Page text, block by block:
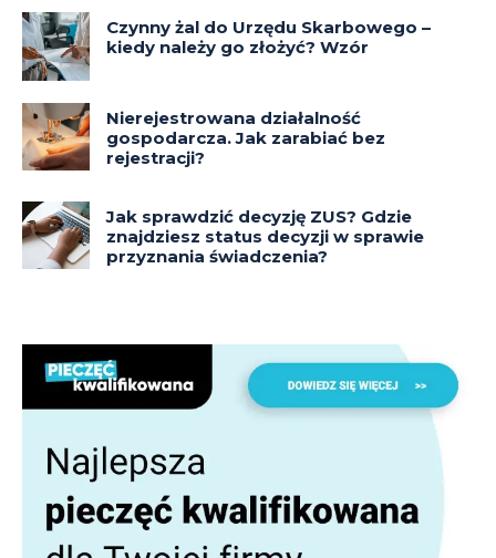
Czynny żal do Urzędu Skarbowego –
kiedy należy go złożyć? Wzór
Nierejestrowana działalność
gospodarcza. Jak zarabiać bez
rejestracji?
Jak sprawdzić decyzję ZUS? Gdzie
znajdziesz status decyzji w sprawie
przyznania świadczenia?